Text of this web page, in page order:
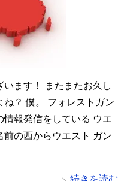
ます！ またまたお久し
？ 僕。 フォレストガン
報発信をしている ウエ
前の西からウエスト ガン